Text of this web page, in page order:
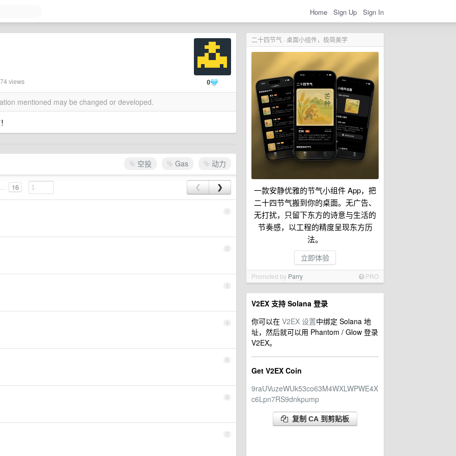
Home Sign Up Sign In
二十四节气 · 桌面小组件，极简美学
一款安静优雅的节气小组件 App，把
二十四节气搬到你的桌面。无广告、
无打扰，只留下东方的诗意与生活的
节奏感，以工程的精度呈现东方历
法。
立即体验
Promoted by Parry PRO
V2EX 支持 Solana 登录
你可以在 V2EX 设置中绑定 Solana 地
址，然后就可以用 Phantom / Glow 登录
V2EX。
Get V2EX Coin
9raUVuzeWUk53co63M4WXLWPWE4X
c6Lpn7RS9dnkpump
复制 CA 到剪贴板
0
views
mentioned may be changed or developed.
空投 Gas 动力
... 16 ❮ ❯
1
2
3
4
5
6
7